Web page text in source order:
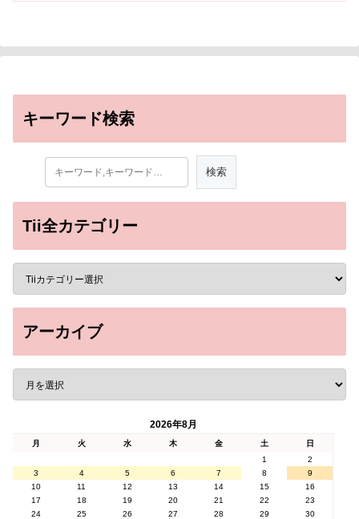
キーワード検索
Tii全カテゴリー
アーカイブ
2026年8月
月 火 水 木 金 土
日
1
2
3
4 5 6 7 8
9
10
11 12 13 14 15
16
17
18 19 20 21 22
23
24
25 26 27 28 29
30